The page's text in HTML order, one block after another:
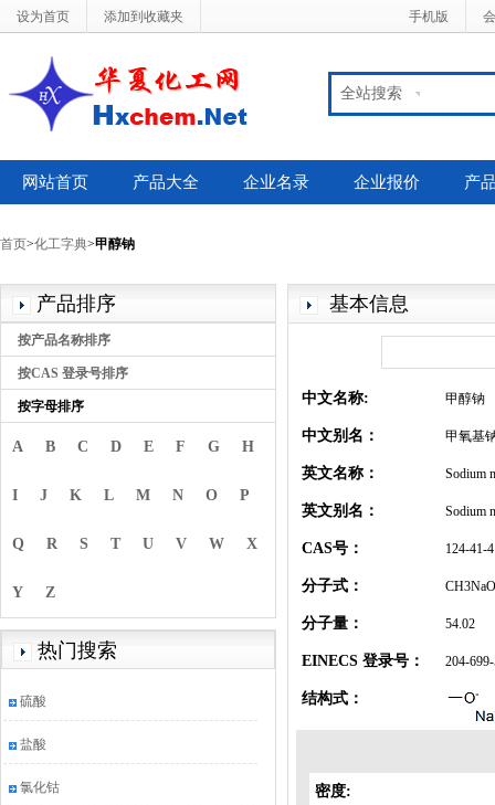
设为首页 添加到收藏夹 手机版
全站搜索
网站首页 产品大全 企业名录 企业报价 产
首页>化工字典>甲醇钠
产品排序
按产品名称排序
按CAS 登录号排序
按字母排序
A B C D E F G H
I J K L M N O P
Q R S T U V W X
Y Z
热门搜索
硫酸
盐酸
氯化钴
基本信息
中文名称: 甲醇钠
中文别名： 甲氧基
英文名称： Sodium
英文别名： Sodium
CAS号： 124-41-4
分子式： CH3NaO
分子量： 54.02
EINECS 登录号： 204-
结构式：
密度: